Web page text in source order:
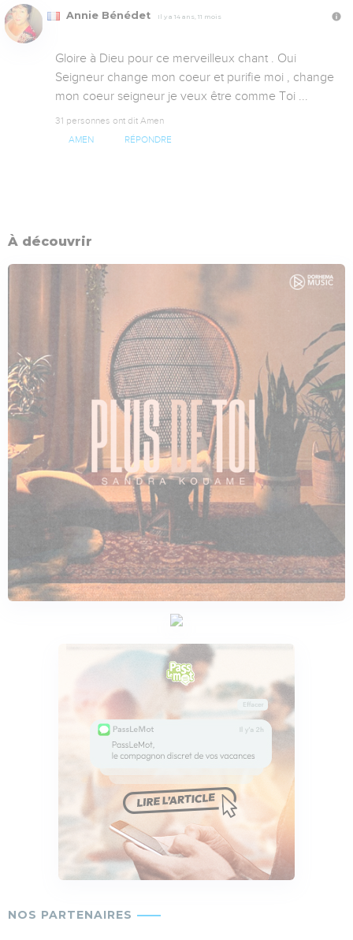
Annie Bénédet Il y a 14 ans, 11 mois
Gloire à Dieu pour ce merveilleux chant . Oui
Seigneur change mon coeur et purifie moi , change
mon coeur seigneur je veux être comme Toi ...
31 personnes ont dit Amen
AMEN RÉPONDRE
À découvrir